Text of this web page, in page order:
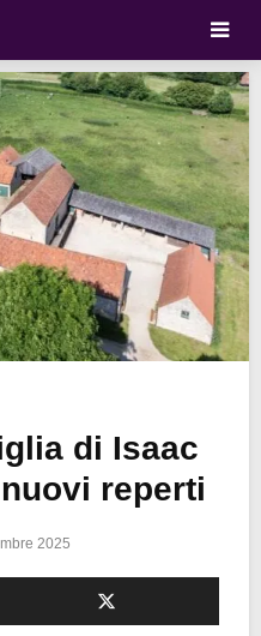
di Isaac
reperti
2025